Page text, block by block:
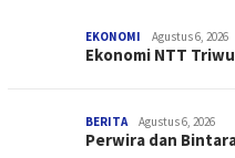
EKONOMI Agustus 6, 2026
Ekonomi NTT
BERITA Agustus 6, 2026
Perwira dan